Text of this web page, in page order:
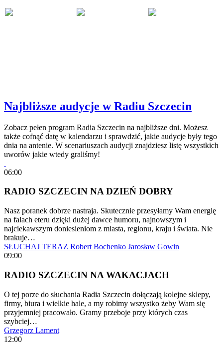
Najbliższe audycje w Radiu Szczecin
Zobacz pełen program Radia Szczecin na najbliższe dni. Możesz
także cofnąć datę w kalendarzu i sprawdzić, jakie audycje były tego
dnia na antenie. W scenariuszach audycji znajdziesz listę wszystkich
uworów jakie wtedy graliśmy!
06:00
RADIO SZCZECIN NA DZIEŃ DOBRY
Nasz poranek dobrze nastraja. Skutecznie przesyłamy Wam energię
na falach eteru dzięki dużej dawce humoru, najnowszym i
najciekawszym doniesieniom z miasta, regionu, kraju i świata. Nie
brakuje…
SŁUCHAJ TERAZ Robert Bochenko Jarosław Gowin
09:00
RADIO SZCZECIN NA WAKACJACH
O tej porze do słuchania Radia Szczecin dołączają kolejne sklepy,
firmy, biura i wielkie hale, a my robimy wszystko żeby Wam się
przyjemniej pracowało. Gramy przeboje przy których czas
szybciej…
Grzegorz Lament
12:00